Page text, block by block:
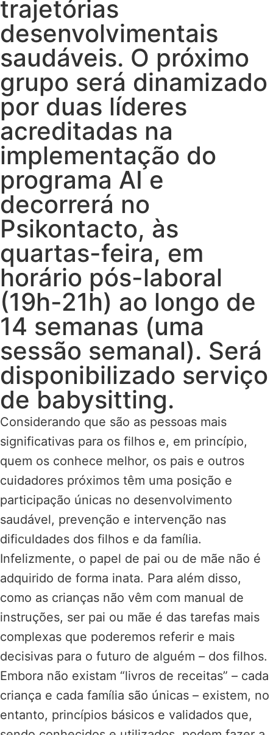
trajetórias
desenvolvimentais
saudáveis. O próximo
grupo será dinamizado
por duas líderes
acreditadas na
implementação do
programa AI e
decorrerá no
Psikontacto, às
quartas-feira, em
horário pós-laboral
(19h-21h) ao longo de
14 semanas (uma
sessão semanal). Será
disponibilizado serviço
de babysitting.
Considerando que são as pessoas mais
significativas para os filhos e, em princípio,
quem os conhece melhor, os pais e outros
cuidadores próximos têm uma posição e
participação únicas no desenvolvimento
saudável, prevenção e intervenção nas
dificuldades dos filhos e da família.
Infelizmente, o papel de pai ou de mãe não é
adquirido de forma inata. Para além disso,
como as crianças não vêm com manual de
instruções, ser pai ou mãe é das tarefas mais
complexas que poderemos referir e mais
decisivas para o futuro de alguém – dos filhos.
Embora não existam “livros de receitas” – cada
criança e cada família são únicas – existem, no
entanto, princípios básicos e validados que,